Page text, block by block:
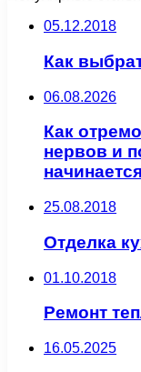
05.12.2018
Как
06.08.2026
Как
нервов и
25.08.2018
Отделка
01.10.2018
Ремонт
16.05.2025